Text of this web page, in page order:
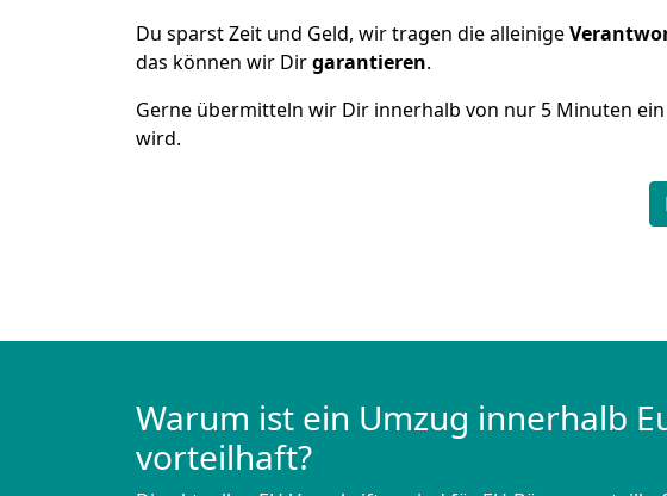
Du sparst Zeit und Geld, wir tragen die alleinige
das können wir Dirgarantieren.
Gerne übermitteln wir Dir innerhalb von nur 5 Minuten ein
wird.
Warum ist ein Umzug innerhalb
vorteilhaft?